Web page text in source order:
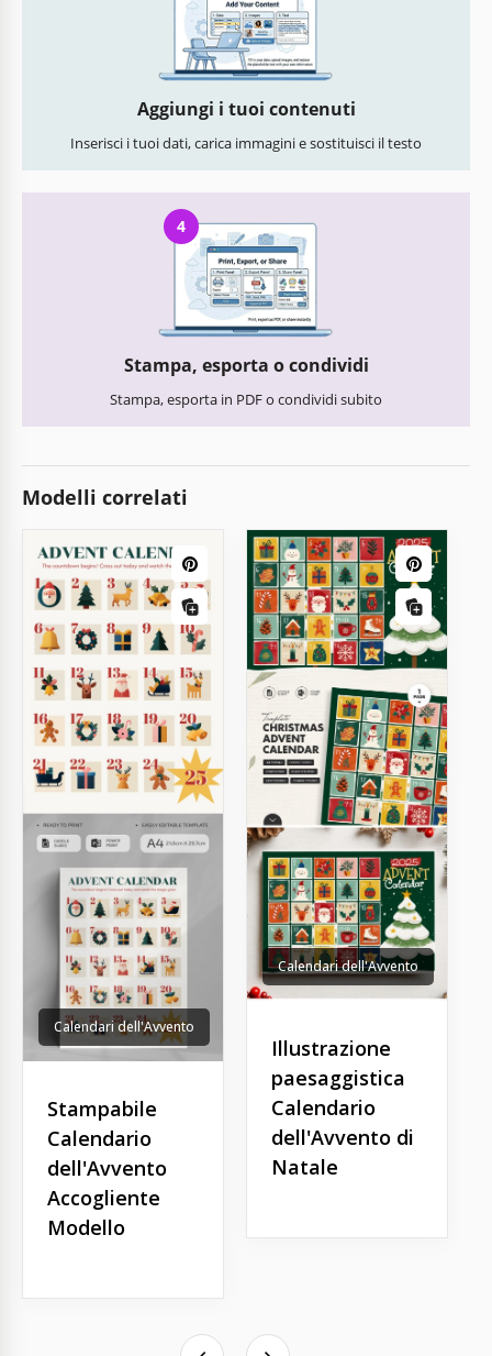
Aggiungi i tuoi contenuti
Inserisci i tuoi dati, carica immagini e sostituisci il testo
4
Stampa, esporta o condividi
Stampa, esporta in PDF o condividi subito
Modelli correlati
Calendari dell'Avvento
Stampabile
Calendario
dell'Avvento
Accogliente
Modello
Calendari dell'Avvento
Illustrazione
paesaggistica
Calendario
dell'Avvento di
Natale